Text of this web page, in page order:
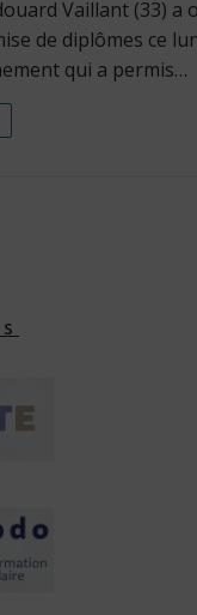
Vaillant (33) a
de diplômes ce
qui a permis…